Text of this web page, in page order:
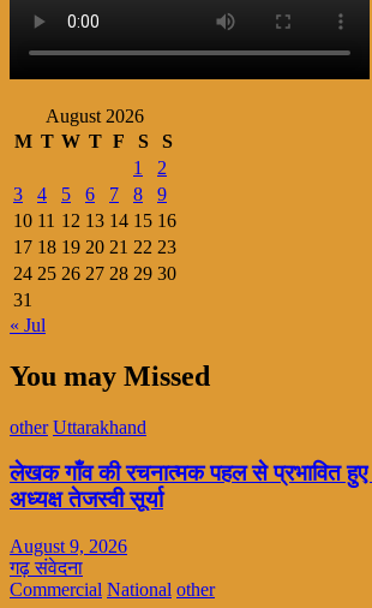
August 2026
M T W T F S
S
1
2
3
4 5 6 7 8
9
10 11 12 13 14 15 16
17 18 19 20 21 22 23
24 25 26 27 28 29 30
31
« Jul
You may Missed
other Uttarakhand
लेखक गाँव की रचनात्मक पहल से प्रभावित हुए
अध्यक्ष तेजस्वी सूर्या
August 9, 2026
गढ़ संवेदना
Commercial National other